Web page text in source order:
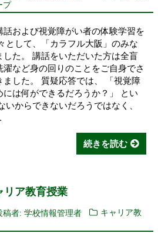
プ
および視覚障がい者の体験学習を
として、「カラフル大阪」のみな
した。 講話をいただいた方は全盲
など身の回りのことをご自身でさ
した。 質疑応答では、 「視覚障
は何ができるだろうか？」 とい
いからできないだろうではなく、
続きを読む
ア教育授業
稿者: 学校情報管理者
キャリア教